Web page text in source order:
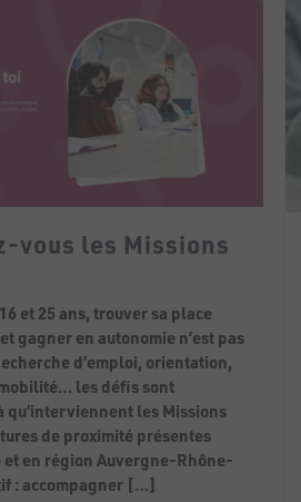
vous les Missions
et 25 ans, trouver sa place
gagner en autonomie n’est pas
d’emploi, orientation,
les défis sont
qu’interviennent les Missions
de proximité présentes
et en région Auvergne-Rhône-
: accompagner […]